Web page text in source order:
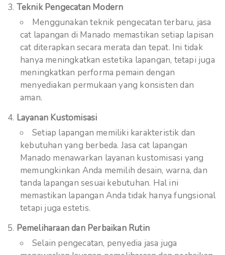
Teknik Pengecatan Modern
Menggunakan teknik pengecatan terbaru, jasa
cat lapangan di Manado memastikan setiap lapisan
cat diterapkan secara merata dan tepat. Ini tidak
hanya meningkatkan estetika lapangan, tetapi juga
meningkatkan performa pemain dengan
menyediakan permukaan yang konsisten dan
aman.
Layanan Kustomisasi
Setiap lapangan memiliki karakteristik dan
kebutuhan yang berbeda. Jasa cat lapangan
Manado menawarkan layanan kustomisasi yang
memungkinkan Anda memilih desain, warna, dan
tanda lapangan sesuai kebutuhan. Hal ini
memastikan lapangan Anda tidak hanya fungsional
tetapi juga estetis.
Pemeliharaan dan Perbaikan Rutin
Selain pengecatan, penyedia jasa juga